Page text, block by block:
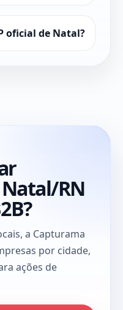
oficial de Natal?
RN
a Capturama
por cidade,
ações de